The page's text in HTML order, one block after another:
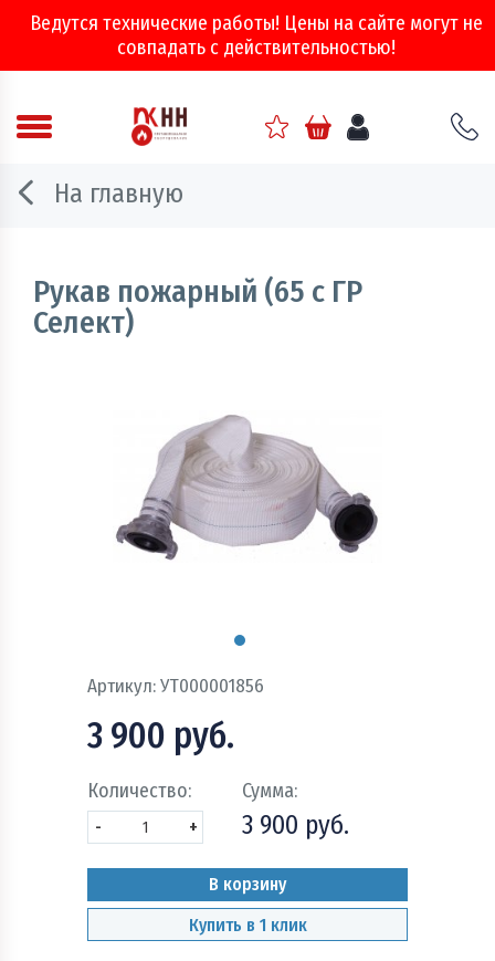
Ведутся технические работы! Цены на сайте могут не
совпадать с действительностью!
Аварийно - спасательное оборудование
Двери, ворота и люки противопожарные
Информационно-справочная литература
Огнебиозащитные составы
Огнетушители
Пожарно - охранная сигнализация и системы
оповещения при пожаре
Системы автоматического пожаротушения
Средства защиты и безопасность труда
Стволы пожарные и водопенное оборудование
Шкафы, щиты пожарные и инвентарь
На главную
Рукав пожарный (65 с ГР
Селект)
Артикул:УТ000001856
3 900 руб.
Количество:
- +
Сумма:
3 900 руб.
В корзину
Купить в 1 клик